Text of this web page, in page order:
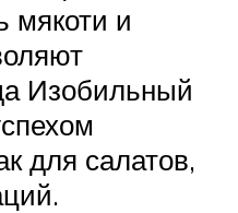
мякоти и
Изобильный
для салатов,